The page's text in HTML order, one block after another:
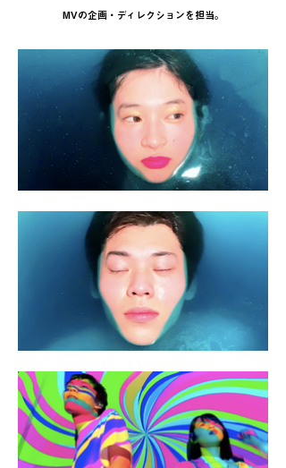
MVの企画・ディレクションを担当。